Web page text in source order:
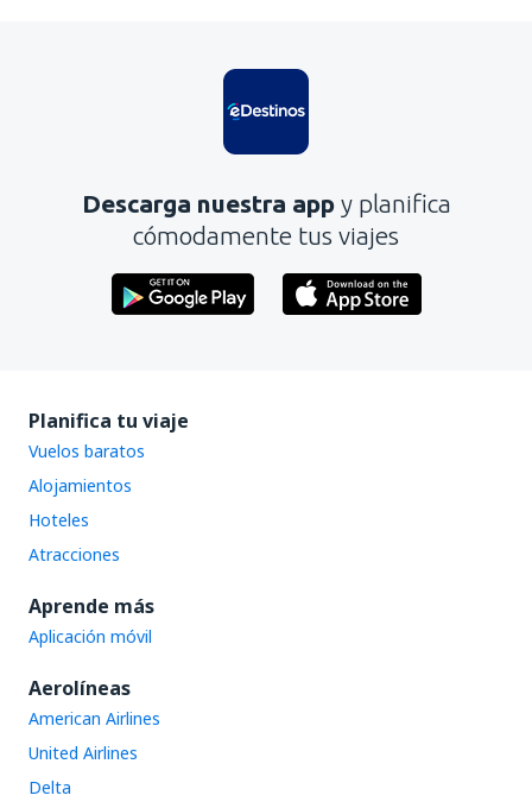
Contiene información incorrecta
No profundiza en el tema
Enviar
Descarga nuestra app y planifica
cómodamente tus viajes
Planifica tu viaje
Vuelos baratos
Alojamientos
Hoteles
Atracciones
Aprende más
Aplicación móvil
Aerolíneas
American Airlines
United Airlines
Delta